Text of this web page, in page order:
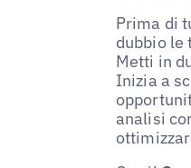
Prima di
dubbio le
Metti in
Inizia a
analisi